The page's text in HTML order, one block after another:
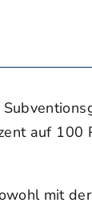
auf 100
mit